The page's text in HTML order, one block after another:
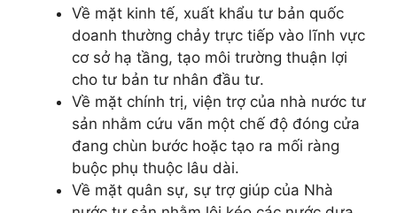
Về mặt kinh tế, xuất khẩu tư bản quốc
doanh thường chảy trực tiếp vào lĩnh vực
cơ sở hạ tầng, tạo môi trường thuận lợi
cho tư bản tư nhân đầu tư.
Về mặt chính trị, viện trợ của nhà nước tư
sản nhằm cứu vãn một chế độ đóng cửa
đang chùn bước hoặc tạo ra mối ràng
buộc phụ thuộc lâu dài.
Về mặt quân sự, sự trợ giúp của Nhà